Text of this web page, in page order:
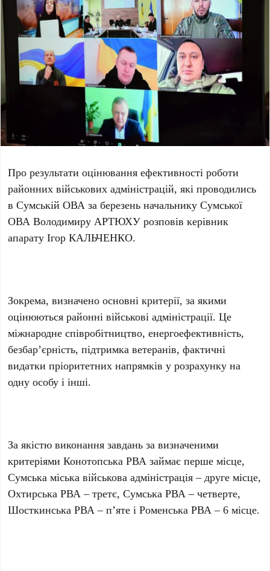
Про результати оцінювання ефективності роботи
районних військових адміністрацій, які проводились
в Сумській ОВА за березень начальнику Сумської
ОВА Володимиру АРТЮХУ розповів керівник
апарату Ігор КАЛЬЧЕНКО.
Зокрема, визначено основні критерії, за якими
оцінюються районні військові адміністрації. Це
міжнародне співробітництво, енергоефективність,
безбар’єрність, підтримка ветеранів, фактичні
видатки пріоритетних напрямків у розрахунку на
одну особу і інші.
За якістю виконання завдань за визначеними
критеріями Конотопська РВА займає перше місце,
Сумська міська військова адміністрація – друге місце,
Охтирська РВА – третє, Сумська РВА – четверте,
Шосткинська РВА – п’яте і Роменська РВА – 6 місце.